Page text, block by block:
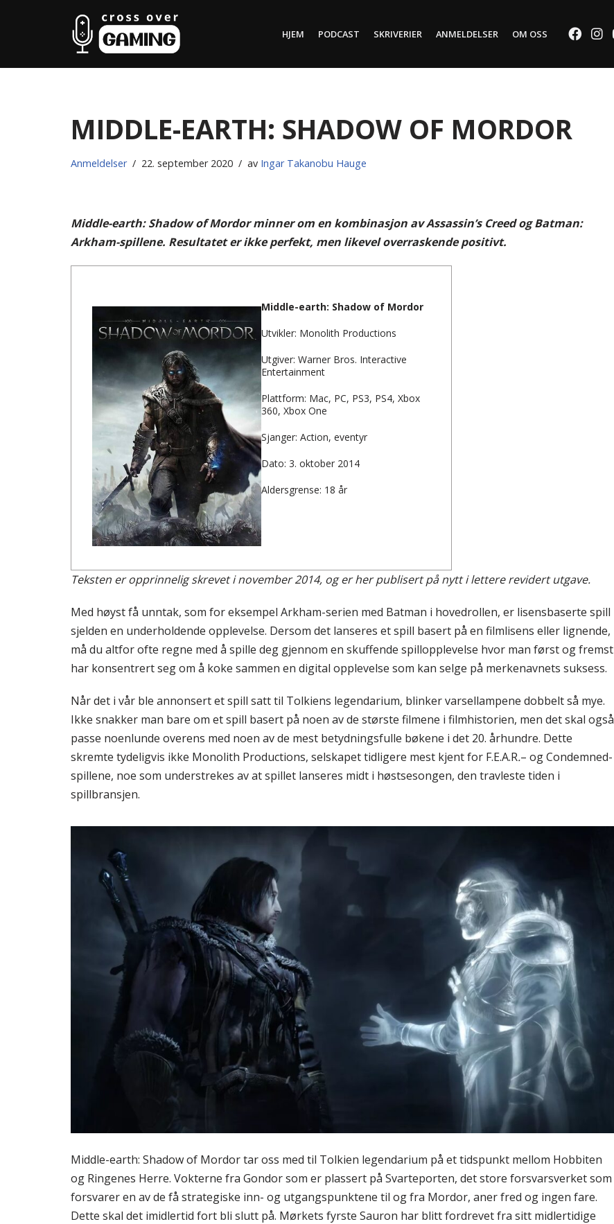
HJEM PODCAST SKRIVERIER ANMELDELSER OM OSS
Middle-earth: Shadow of Mordor
Anmeldelser 22. september 2020 av Ingar Takanobu Hauge
Middle-earth: Shadow of Mordor minner om en kombinasjon av Assassin’s Creed og Batman:
Arkham-spillene. Resultatet er ikke perfekt, men likevel overraskende positivt.
Middle-earth: Shadow of Mordor
Utvikler: Monolith Productions
Utgiver: Warner Bros. Interactive
Entertainment
Plattform: Mac, PC, PS3, PS4, Xbox
360, Xbox One
Sjanger: Action, eventyr
Dato: 3. oktober 2014
Aldersgrense: 18 år
Teksten er opprinnelig skrevet i november 2014, og er her publisert på nytt i lettere revidert utgave.
Med høyst få unntak, som for eksempel Arkham-serien med Batman i hovedrollen, er lisensbaserte spill
sjelden en underholdende opplevelse. Dersom det lanseres et spill basert på en filmlisens eller lignende,
må du altfor ofte regne med å spille deg gjennom en skuffende spillopplevelse hvor man først og fremst
har konsentrert seg om å koke sammen en digital opplevelse som kan selge på merkenavnets suksess.
Når det i vår ble annonsert et spill satt til Tolkiens legendarium, blinker varsellampene dobbelt så mye.
Ikke snakker man bare om et spill basert på noen av de største filmene i filmhistorien, men det skal også
passe noenlunde overens med noen av de mest betydningsfulle bøkene i det 20. århundre. Dette
skremte tydeligvis ikke Monolith Productions, selskapet tidligere mest kjent for F.E.A.R.– og Condemned-
spillene, noe som understrekes av at spillet lanseres midt i høstsesongen, den travleste tiden i
spillbransjen.
Middle-earth: Shadow of Mordor tar oss med til Tolkien legendarium på et tidspunkt mellom Hobbiten
og Ringenes Herre. Vokterne fra Gondor som er plassert på Svarteporten, det store forsvarsverket som
forsvarer en av de få strategiske inn- og utgangspunktene til og fra Mordor, aner fred og ingen fare.
Dette skal det imidlertid fort bli slutt på. Mørkets fyrste Sauron har blitt fordrevet fra sitt midlertidige